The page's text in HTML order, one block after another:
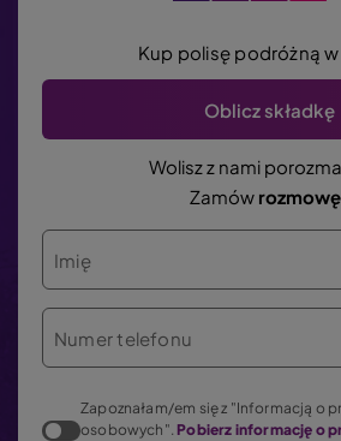
Kup polisę podróżną w
Oblicz składkę
Wolisz z nami
Zamów
Imię
Numer telefonu
Zapoznałam/em się z "Informacją o
osobowych". Pobierz informację o